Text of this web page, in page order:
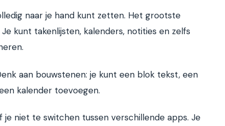
naar je hand kunt zetten. Het grootste
kunt takenlijsten, kalenders, notities en zelfs
aan bouwstenen: je kunt een blok tekst, een
kalender toevoegen.
je niet te switchen tussen verschillende apps. Je